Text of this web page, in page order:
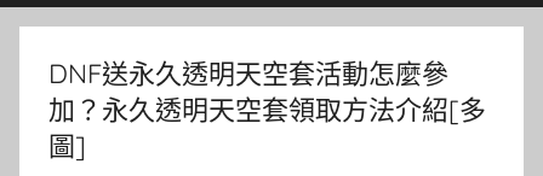
DNF送永久透明天空套活動怎麼參
加？永久透明天空套領取方法介紹[多
圖]